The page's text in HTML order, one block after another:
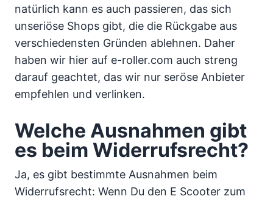
natürlich kann es auch passieren, das sich
unseriöse Shops gibt, die die Rückgabe aus
verschiedensten Gründen ablehnen. Daher
haben wir hier auf e-roller.com auch streng
darauf geachtet, das wir nur seröse Anbieter
empfehlen und verlinken.
Welche Ausnahmen gibt
es beim Widerrufsrecht?
Ja, es gibt bestimmte Ausnahmen beim
Widerrufsrecht: Wenn Du den E Scooter zum